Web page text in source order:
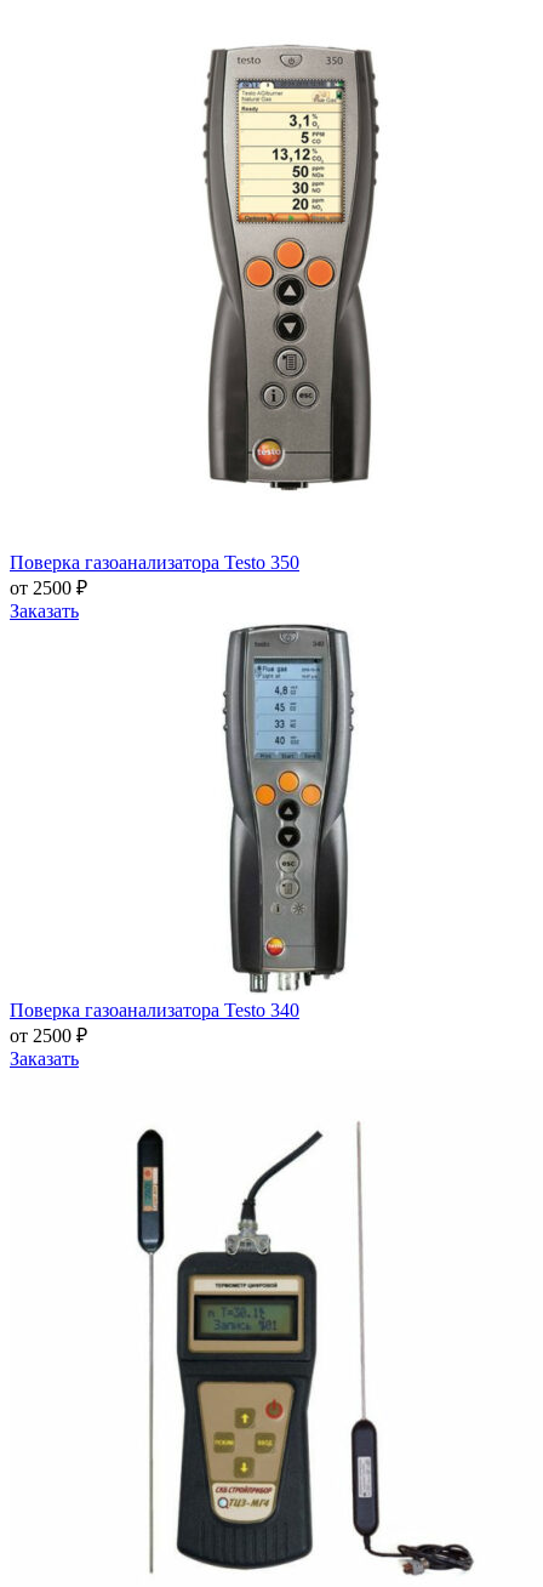
Поверка газоанализатора Testo 350
от 2500 ₽
Заказать
Поверка газоанализатора Testo 340
от 2500 ₽
Заказать